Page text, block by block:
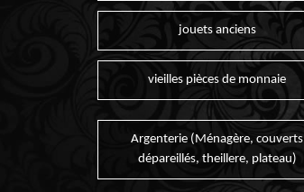
jouets anciens
vieilles pièces de monnaie
Argenterie (Ménagère, couverts
dépareillés, theillere, plateau)